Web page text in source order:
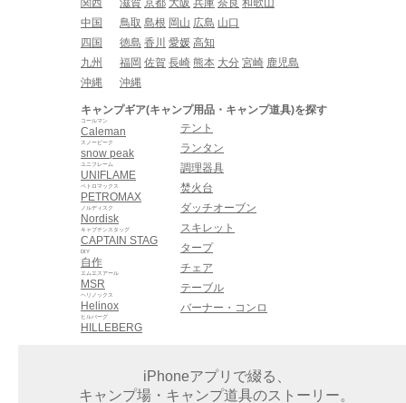
関西
滋賀 京都 大阪 兵庫 奈良 和歌山
中国
鳥取 島根 岡山 広島 山口
四国
徳島 香川 愛媛 高知
九州
福岡 佐賀 長崎 熊本 大分 宮崎 鹿児島
沖縄
沖縄
キャンプギア(キャンプ用品・キャンプ道具)を探す
Caleman
コールマン
snow peak
スノーピーク
UNIFLAME
ユニフレーム
PETROMAX
ペトロマックス
Nordisk
ノルディスク
CAPTAIN STAG
キャプテンスタッグ
自作
DIY
MSR
エムエスアール
Helinox
ヘリノックス
HILLEBERG
ヒルバーグ
テント
ランタン
調理器具
焚火台
ダッチオーブン
スキレット
タープ
チェア
テーブル
バーナー・コンロ
iPhoneアプリで綴る、
キャンプ場・キャンプ道具のストーリー。